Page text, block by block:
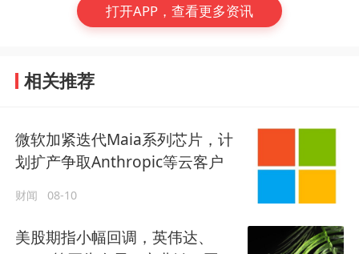
打开APP，查看更多资讯
相关推荐
微软加紧迭代Maia系列芯片，计
划扩产争取Anthropic等云客户
财闻 08-10
美股期指小幅回调，英伟达、